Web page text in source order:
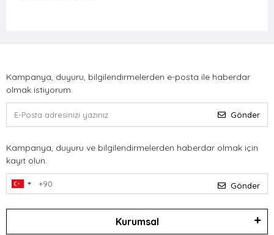
Kampanya, duyuru, bilgilendirmelerden e-posta ile haberdar
olmak istiyorum.
Gönder
Kampanya, duyuru ve bilgilendirmelerden haberdar olmak için
kayıt olun.
Gönder
Kurumsal